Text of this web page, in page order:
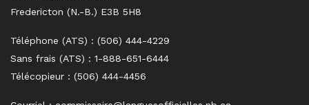
Fredericton (N.-B.) E3B 5H8
Téléphone (ATS) : (506) 444-4229
Sans frais (ATS) : 1-888-651-6444
Télécopieur : (506) 444-4456